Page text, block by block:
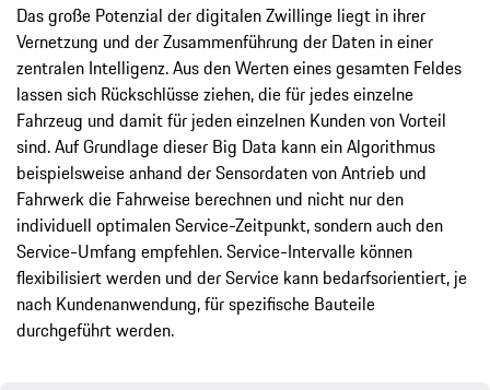
Das große Potenzial der digitalen Zwillinge liegt in ihrer
Vernetzung und der Zusammenführung der Daten in einer
zentralen Intelligenz. Aus den Werten eines gesamten Feldes
lassen sich Rückschlüsse ziehen, die für jedes einzelne
Fahrzeug und damit für jeden einzelnen Kunden von Vorteil
sind. Auf Grundlage dieser Big Data kann ein Algorithmus
beispielsweise anhand der Sensordaten von Antrieb und
Fahrwerk die Fahrweise berechnen und nicht nur den
individuell optimalen Service-Zeitpunkt, sondern auch den
Service-Umfang empfehlen. Service-Intervalle können
flexibilisiert werden und der Service kann bedarfsorientiert, je
nach Kundenanwendung, für spezifische Bauteile
durchgeführt werden.